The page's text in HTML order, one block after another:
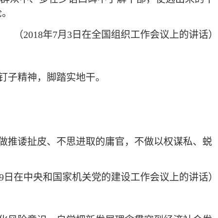
（2018年7月3日在全国组织工作会议上的讲话）
精神，脚踏实地干。
推诿扯皮、不思进取的庸官，不做以权谋私、蜕
日在中央和国家机关党的建设工作会议上的讲话）